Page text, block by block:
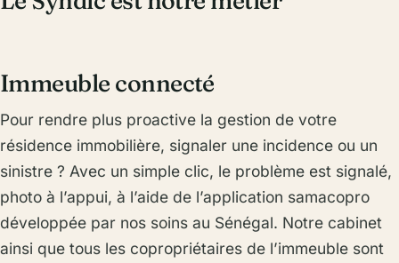
Immeuble connecté
Pour rendre plus proactive la gestion de votre
résidence immobilière, signaler une incidence ou un
sinistre ? Avec un simple clic, le problème est signalé,
photo à l’appui, à l’aide de l’application samacopro
développée par nos soins au Sénégal. Notre cabinet
ainsi que tous les copropriétaires de l’immeuble sont